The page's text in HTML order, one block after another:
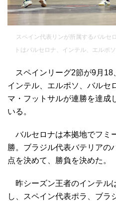
スペイン代表リンが所属するバルセロナは開幕から連勝した。連勝スター
トはバルセロナ、インテル、エルポ
スペインリーグ2節が9月18、19日に各地で行われた。
インテル、エルポソ、バルセ
マ・フットサルが連勝を達成
いる。
バルセロナは本拠地でフミージャと対戦し、9-1で大
勝。ブラジル代表バテリアの
点を決めて、勝負を決めた。
昨シーズン王者のインテルはホームでペニスコラと対戦
し、スペイン代表ポラ、ブラ